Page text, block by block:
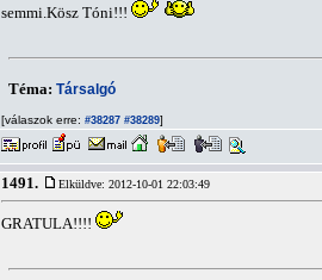
semmi.Kösz Tóni!!!
Téma: Társalgó
[válaszok erre: #38287 #38289]
1491. Elküldve: 2012-10-01 22:03:49
GRATULA!!!!